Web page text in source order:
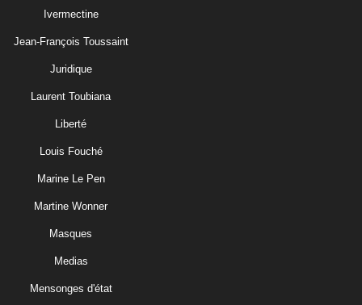
Ivermectine
Jean-François Toussaint
Juridique
Laurent Toubiana
Liberté
Louis Fouché
Marine Le Pen
Martine Wonner
Masques
Medias
Mensonges d'état